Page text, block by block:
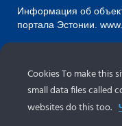
Информация об
портала Эстонии.
Новостная
Cookies To make this
small data files called
websites do this too.